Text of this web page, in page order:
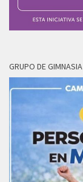
GRUPO DE